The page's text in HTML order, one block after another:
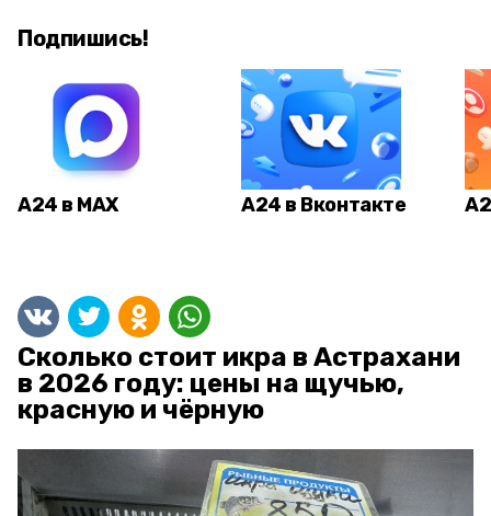
Подпишись!
А24 в MAX А24 в Вконтакте
Сколько стоит икра в Астрахани
в 2026 году: цены на щучью,
красную и чёрную